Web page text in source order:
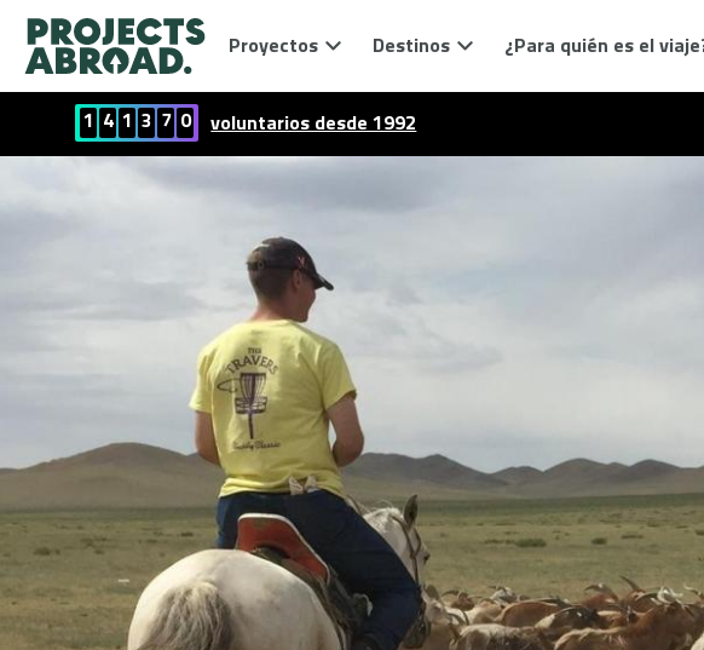
Proyectos Destinos ¿Para quién es el
1 4 1 3 7 0 voluntarios desde 1992